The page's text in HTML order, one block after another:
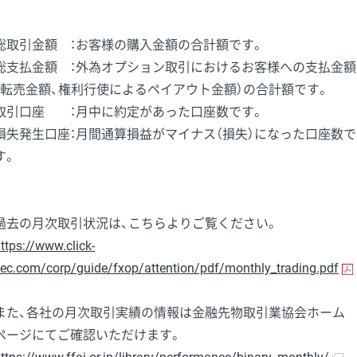
取引金額 ：お客様の購入金額の合計額です。
支払金額 ：外為オプション取引におけるお客様への支払金額
転売金額、権利行使によるペイアウト金額）の合計額です。
引口座 ：月中に約定があった口座数です。
失発生口座：月間通算損益がマイナス（損失）になった口座数で
去の月次取引状況は、こちらよりご覧ください。
www.click-
corp/guide/fxop/attention/pdf/monthly_trading.pdf
た、各社の月次取引実績の情報は金融先物取引業協会ホーム
ージにてご確認いただけます。